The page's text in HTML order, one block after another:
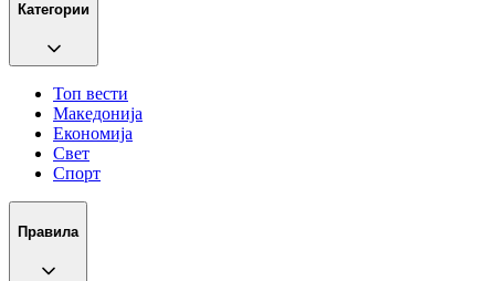
Категории
Топ вести
Македонија
Економија
Свет
Спорт
Правила